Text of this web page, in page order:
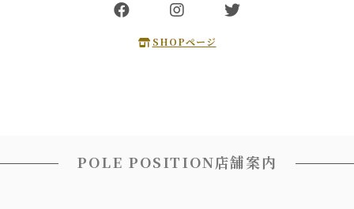
SHOPページ
POLE POSITION店舗案内